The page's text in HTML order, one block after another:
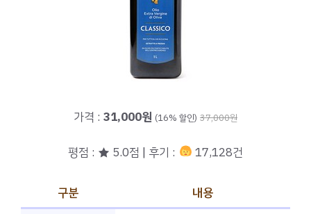
가격 : 31,000원 (16% 할인) 37,000원
평점 : ★ 5.0점 | 후기 : 17,128건
구분
내용